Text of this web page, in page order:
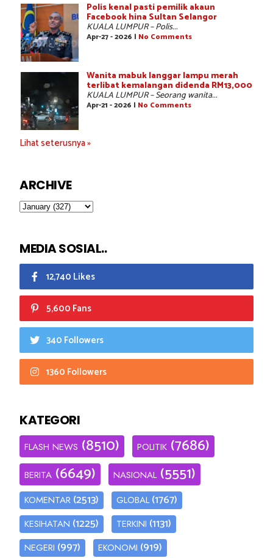
Polis kenal pasti pemilik akaun
Facebook hina Sultan Selangor
KUALA LUMPUR – Polis...
Apr-27 - 2026 | No Comments
Wanita mabuk langgar lampu merah
terlibat kemalangan didenda RM13,000
KUALA LUMPUR – Seorang wanita...
Apr-21 - 2026 | No Comments
Lihat seterusnya »
ARCHIVE
MEDIA SOSIAL..
12,740 Likes
5,600 Fans
340 Followers
1360 Followers
KATEGORI
FLASH NEWS (8510) POLITIK (7686)
BERITA (6649) NASIONAL (5551)
KOMENTAR (2513) GLOBAL (1767)
KESIHATAN (1225) TERKINI (1131)
NEGERI (997) EKONOMI (919)